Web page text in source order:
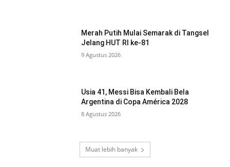
Merah Putih Mulai Semarak di Tangsel
Jelang HUT RI ke-81
9 Agustus 2026
Usia 41, Messi Bisa Kembali Bela
Argentina di Copa América 2028
8 Agustus 2026
Muat lebih banyak